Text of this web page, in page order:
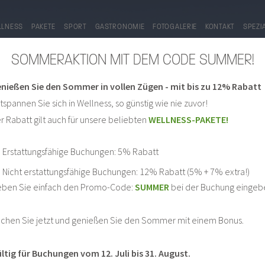
PAKETE SPORT GASTRONOMIE FOTOGALERIE KONTAKT
FOTOGALERIE
SOMMERAKTION MIT DEM CODE SUMMER!
Sie den Sommer in vollen Zügen - mit bis zu 12% Rabatt
Sie sich in Wellness, so günstig wie nie zuvor!
Rabatt gilt auch für unsere beliebten WELLNESS-PAKETE!
Erstattungsfähige Buchungen: 5% Rabatt
Nicht erstattungsfähige Buchungen: 12% Rabatt (5% + 7% extra!)
Sie einfach den Promo-Code: SUMMERbei der Buchung
Sie jetzt und genießen Sie den Sommer mit einem Bonus.
für Buchungen vom 12. Juli bis 31. August.